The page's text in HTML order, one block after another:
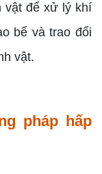
vật để xử lý khí
bể và trao đổi
vật.
pháp hấp